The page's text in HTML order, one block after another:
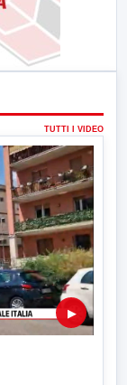
TUTTI I VIDEO
▶